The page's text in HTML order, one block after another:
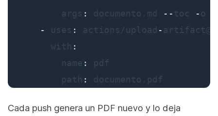
args : documento.md - - toc - o
-
uses : actions/upload -
with :
name :
pdf
path : documento.pdf
Cada push genera un PDF nuevo y lo deja